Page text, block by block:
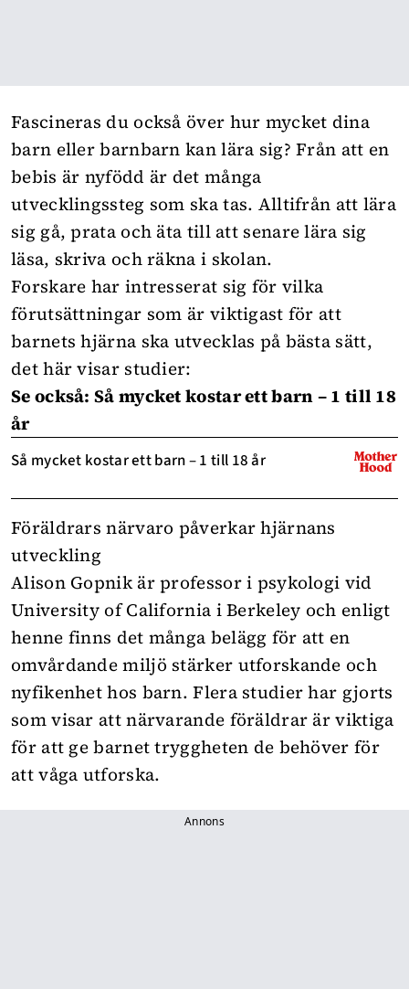
Fascineras du också över hur mycket dina
barn eller barnbarn kan lära sig? Från att en
bebis är nyfödd är det många
utvecklingssteg som ska tas. Alltifrån att lära
sig gå, prata och äta till att senare lära sig
läsa, skriva och räkna i skolan.
Forskare har intresserat sig för vilka
förutsättningar som är viktigast för att
barnets hjärna ska utvecklas på bästa sätt,
det här visar studier:
Se också: Så mycket kostar ett barn – 1 till 18
år
Så mycket kostar ett barn – 1 till 18 år
Föräldrars närvaro påverkar hjärnans
utveckling
Alison Gopnik är professor i psykologi vid
University of California i Berkeley och enligt
henne finns det många belägg för att en
omvårdande miljö stärker utforskande och
nyfikenhet hos barn. Flera studier har gjorts
som visar att närvarande föräldrar är viktiga
för att ge barnet tryggheten de behöver för
att våga utforska.
Annons